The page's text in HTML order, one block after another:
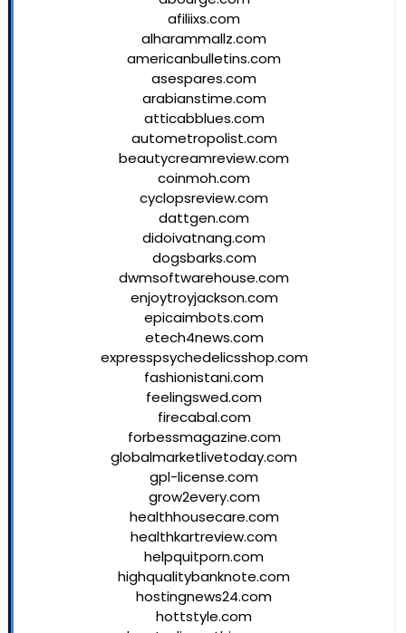
afiliixs.com
alharammallz.com
americanbulletins.com
asespares.com
arabianstime.com
atticabblues.com
autometropolist.com
beautycreamreview.com
coinmoh.com
cyclopsreview.com
dattgen.com
didoivatnang.com
dogsbarks.com
dwmsoftwarehouse.com
enjoytroyjackson.com
epicaimbots.com
etech4news.com
expresspsychedelicsshop.com
fashionistani.com
feelingswed.com
firecabal.com
forbessmagazine.com
globalmarketlivetoday.com
gpl-license.com
grow2every.com
healthhousecare.com
healthkartreview.com
helpquitporn.com
highqualitybanknote.com
hostingnews24.com
hottstyle.com